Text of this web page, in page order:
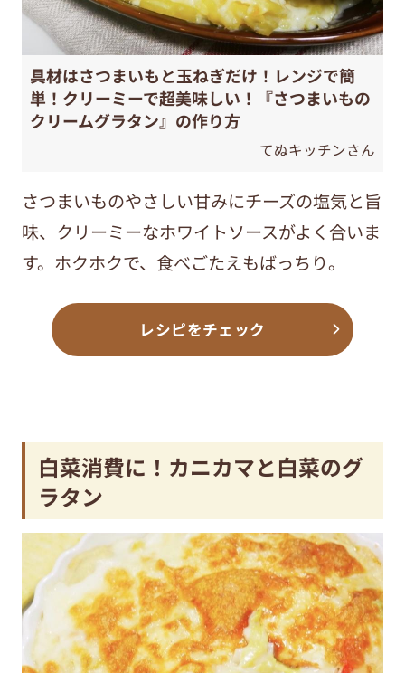
具材はさつまいもと玉ねぎだけ！レンジで簡
単！クリーミーで超美味しい！『さつまいもの
クリームグラタン』の作り方
てぬキッチンさん
さつまいものやさしい甘みにチーズの塩気と旨
味、クリーミーなホワイトソースがよく合いま
す。ホクホクで、食べごたえもばっちり。
レシピをチェック
白菜消費に！カニカマと白菜のグ
ラタン